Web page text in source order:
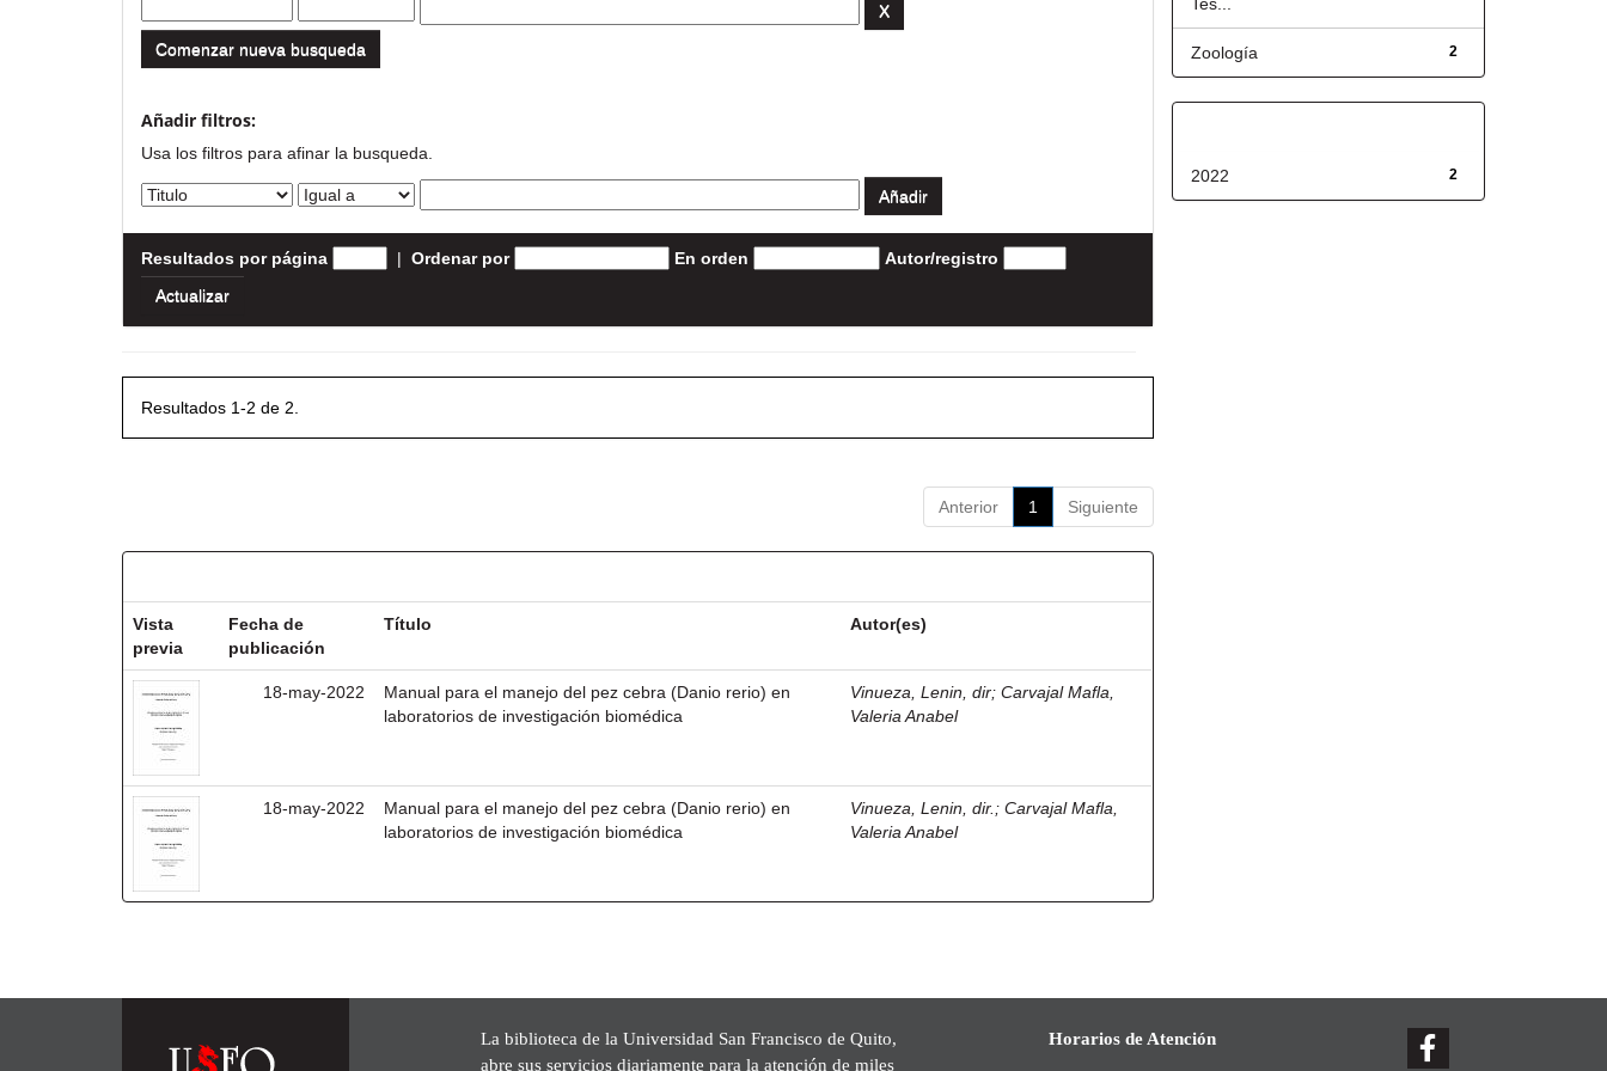
Comenzar nueva busqueda
Añadir filtros:
Usa los filtros para afinar la busqueda.
Resultados por página | Ordenar por En orden Autor/registro
Resultados 1-2 de 2.
Anterior 1 Siguiente
Vista
previa
Fecha de
publicación
Título Autor(es)
18-may-2022
Manual para el manejo del pez cebra (Danio rerio) en
laboratorios de investigación biomédica
Vinueza, Lenin, dir;Carvajal Mafla,
Valeria Anabel
18-may-2022
Manual para el manejo del pez cebra (Danio rerio) en
laboratorios de investigación biomédica
Vinueza, Lenin, dir. ;Carvajal Mafla,
Valeria Anabel
2
Zoología
2
2022
La biblioteca de la Universidad San Francisco de Quito,
abre sus servicios diariamente para la atención de miles
Horarios de Atención